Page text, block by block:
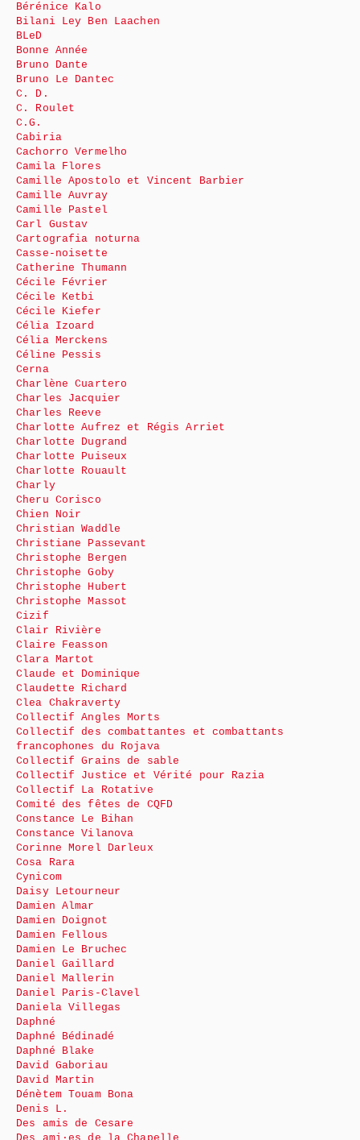
Bérénice Kalo
Bilani Ley Ben Laachen
BLeD
Bonne Année
Bruno Dante
Bruno Le Dantec
C. D.
C. Roulet
C.G.
Cabiria
Cachorro Vermelho
Camila Flores
Camille Apostolo et Vincent Barbier
Camille Auvray
Camille Pastel
Carl Gustav
Cartografia noturna
Casse-noisette
Catherine Thumann
Cécile Février
Cécile Ketbi
Cécile Kiefer
Célia Izoard
Célia Merckens
Céline Pessis
Cerna
Charlène Cuartero
Charles Jacquier
Charles Reeve
Charlotte Aufrez et Régis Arriet
Charlotte Dugrand
Charlotte Puiseux
Charlotte Rouault
Charly
Cheru Corisco
Chien Noir
Christian Waddle
Christiane Passevant
Christophe Bergen
Christophe Goby
Christophe Hubert
Christophe Massot
Cizif
Clair Rivière
Claire Feasson
Clara Martot
Claude et Dominique
Claudette Richard
Clea Chakraverty
Collectif Angles Morts
Collectif des combattantes et combattants
francophones du Rojava
Collectif Grains de sable
Collectif Justice et Vérité pour Razia
Collectif La Rotative
Comité des fêtes de CQFD
Constance Le Bihan
Constance Vilanova
Corinne Morel Darleux
Cosa Rara
Cynicom
Daisy Letourneur
Damien Almar
Damien Doignot
Damien Fellous
Damien Le Bruchec
Daniel Gaillard
Daniel Mallerin
Daniel Paris-Clavel
Daniela Villegas
Daphné
Daphné Bédinadé
Daphné Blake
David Gaboriau
David Martin
Dénètem Touam Bona
Denis L.
Des amis de Cesare